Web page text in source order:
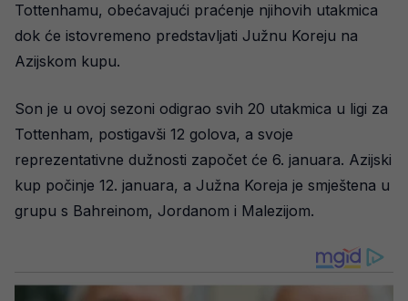
Tottenhamu, obećavajući praćenje njihovih utakmica
dok će istovremeno predstavljati Južnu Koreju na
Azijskom kupu.
Son je u ovoj sezoni odigrao svih 20 utakmica u ligi za
Tottenham, postigavši 12 golova, a svoje
reprezentativne dužnosti započet će 6. januara. Azijski
kup počinje 12. januara, a Južna Koreja je smještena u
grupu s Bahreinom, Jordanom i Malezijom.